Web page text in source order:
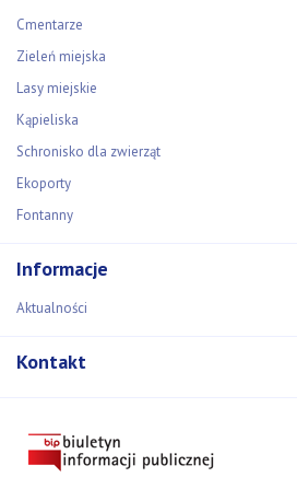
Cmentarze
Zieleń miejska
Lasy miejskie
Kąpieliska
Schronisko dla zwierząt
Ekoporty
Fontanny
Informacje
Aktualności
Kontakt